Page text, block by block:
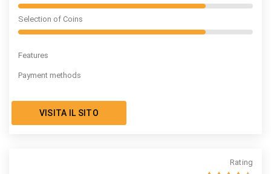
Selection of Coins
Features
Payment methods
VISITA IL SITO
Rating